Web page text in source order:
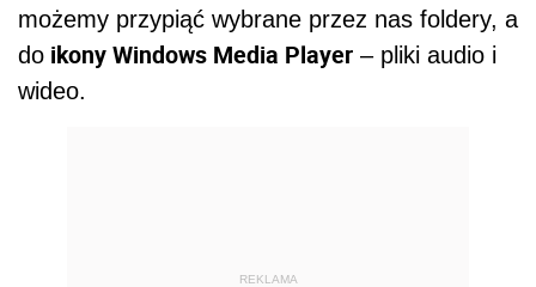
możemy przypiąć wybrane przez nas foldery, a
do ikony Windows Media Player – pliki audio i
wideo.
REKLAMA